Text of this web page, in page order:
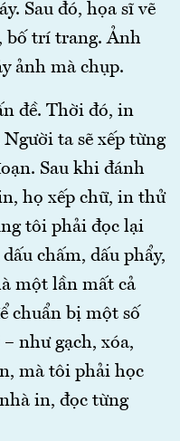
Sau đó, họa sĩ vẽ
bố trí trang. Ảnh
ảnh mà chụp.
đề. Thời đó, in
ta sẽ xếp từng
Sau khi đánh
họ xếp chữ, in thử
tôi phải đọc lại
chấm, dấu phẩy,
một lần mất cả
chuẩn bị một số
như gạch, xóa,
mà tôi phải học
in, đọc từng